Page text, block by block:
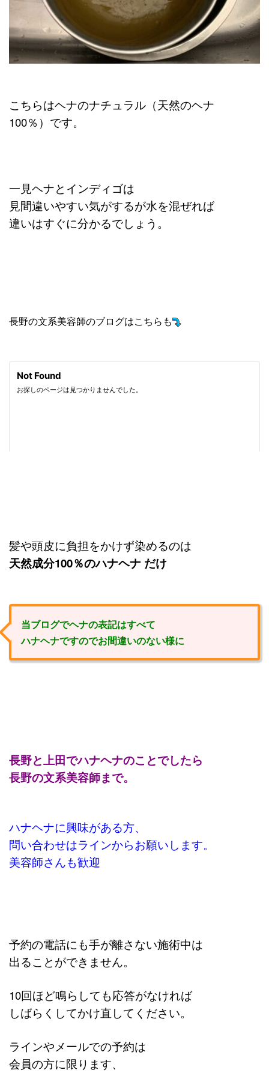
こちらはヘナのナチュラル（天然のヘナ
100％）です。
一見ヘナとインディゴは
見間違いやすい気がするが水を混ぜれば
違いはすぐに分かるでしょう。
長野の文系美容師のブログはこちらも
髪や頭皮に負担をかけず染めるのは
天然成分100％のハナヘナ だけ
当ブログでヘナの表記はすべて
ハナヘナですのでお間違いのない様に
長野と上田でハナヘナのことでしたら
長野の文系美容師まで。
ハナヘナに興味がある方、
問い合わせはラインからお願いします。
美容師さんも歓迎
予約の電話にも手が離さない施術中は
出ることができません。
10回ほど鳴らしても応答がなければ
しばらくしてかけ直してください。
ラインやメールでの予約は
会員の方に限ります、